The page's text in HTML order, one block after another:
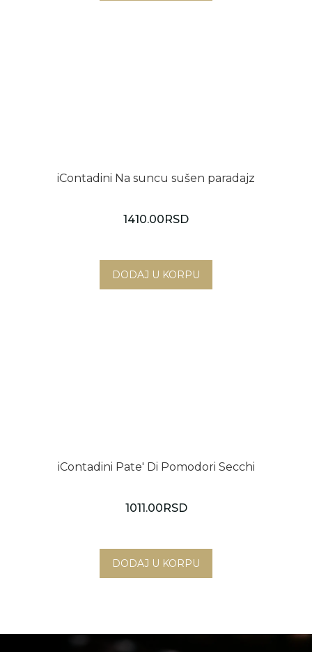
iContadini Na suncu sušen paradajz
1410.00RSD
iContadini Pate' Di Pomodori Secchi
1011.00RSD